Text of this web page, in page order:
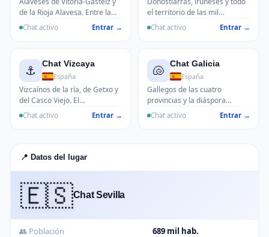
de la Rioja Alavesa. Entre la
capital verde de Europa y los
Chat activo Entrar →
el territorio de las mil
txangurros. La gastronomía
Chat activo Entrar →
⚓
Chat Vizcaya
España
Vizcaínos de la ría, de Getxo y
del Casco Viejo. El
Guggenheim cambia las
Chat activo Entrar →
🐚
Chat Galicia
España
Gallegos de las cuatro
provincias y la diáspora
dispersa por el mundo.
Chat activo Entrar →
📍 Datos del lugar
🇪🇸Chat Sevilla
👥 Población 689 mil hab.